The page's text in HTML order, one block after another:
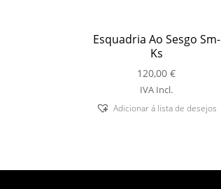
Esquadria Ao Sesgo Sm-
Ks
120,00€
IVA Incl.
Adicionar á lista de desejos